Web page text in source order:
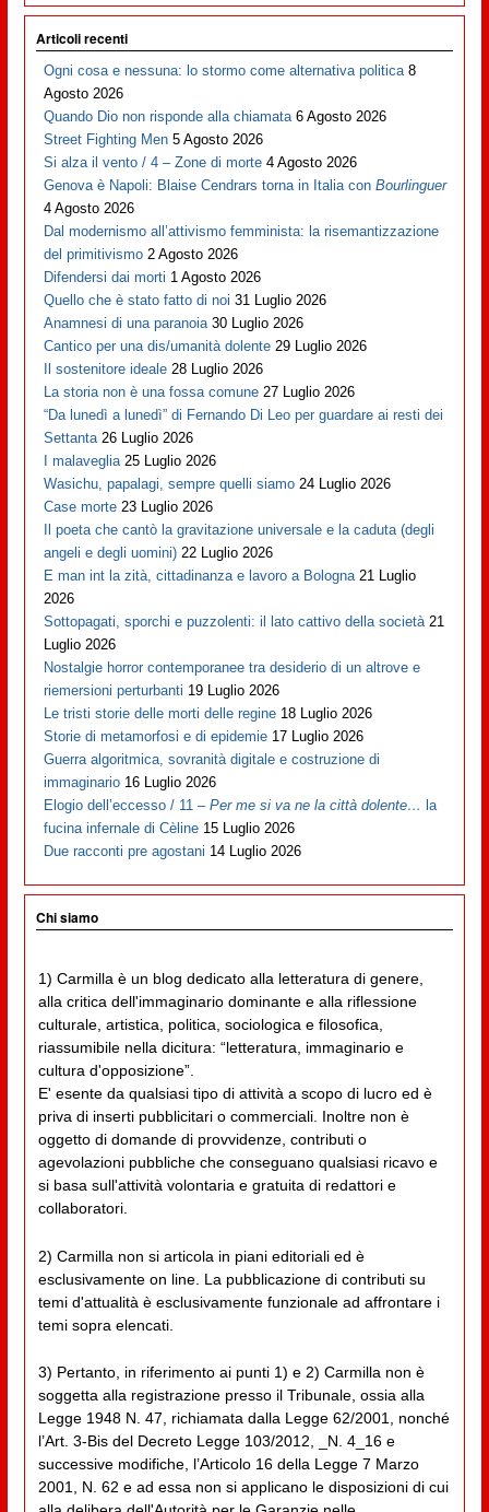
Articoli recenti
Ogni cosa e nessuna: lo stormo come alternativa politica 8
Agosto 2026
Quando Dio non risponde alla chiamata 6 Agosto 2026
Street Fighting Men 5 Agosto 2026
Si alza il vento / 4 – Zone di morte 4 Agosto 2026
Genova è Napoli: Blaise Cendrars torna in Italia conBourlinguer
4 Agosto 2026
Dal modernismo all’attivismo femminista: la risemantizzazione
del primitivismo 2 Agosto 2026
Difendersi dai morti 1 Agosto 2026
Quello che è stato fatto di noi 31 Luglio 2026
Anamnesi di una paranoia 30 Luglio 2026
Cantico per una dis/umanità dolente 29 Luglio 2026
Il sostenitore ideale 28 Luglio 2026
La storia non è una fossa comune 27 Luglio 2026
“Da lunedì a lunedì” di Fernando Di Leo per guardare ai resti dei
Settanta 26 Luglio 2026
I malaveglia 25 Luglio 2026
Wasichu, papalagi, sempre quelli siamo 24 Luglio 2026
Case morte 23 Luglio 2026
Il poeta che cantò la gravitazione universale e la caduta (degli
angeli e degli uomini) 22 Luglio 2026
E man int la zità, cittadinanza e lavoro a Bologna 21 Luglio
2026
Sottopagati, sporchi e puzzolenti: il lato cattivo della società 21
Luglio 2026
Nostalgie horror contemporanee tra desiderio di un altrove e
riemersioni perturbanti 19 Luglio 2026
Le tristi storie delle morti delle regine 18 Luglio 2026
Storie di metamorfosi e di epidemie 17 Luglio 2026
Guerra algoritmica, sovranità digitale e costruzione di
immaginario 16 Luglio 2026
Elogio dell’eccesso / 11 –Per me si va ne la città dolente… la
fucina infernale di Cèline 15 Luglio 2026
Due racconti pre agostani 14 Luglio 2026
Chi siamo
1) Carmilla è un blog dedicato alla letteratura di genere,
alla critica dell'immaginario dominante e alla riflessione
culturale, artistica, politica, sociologica e filosofica,
riassumibile nella dicitura: “letteratura, immaginario e
cultura d'opposizione”.
E' esente da qualsiasi tipo di attività a scopo di lucro ed è
priva di inserti pubblicitari o commerciali. Inoltre non è
oggetto di domande di provvidenze, contributi o
agevolazioni pubbliche che conseguano qualsiasi ricavo e
si basa sull'attività volontaria e gratuita di redattori e
collaboratori.
2) Carmilla non si articola in piani editoriali ed è
esclusivamente on line. La pubblicazione di contributi su
temi d'attualità è esclusivamente funzionale ad affrontare i
temi sopra elencati.
3) Pertanto, in riferimento ai punti 1) e 2) Carmilla non è
soggetta alla registrazione presso il Tribunale, ossia alla
Legge 1948 N. 47, richiamata dalla Legge 62/2001, nonché
l’Art. 3-Bis del Decreto Legge 103/2012, _N. 4_16 e
successive modifiche, l’Articolo 16 della Legge 7 Marzo
2001, N. 62 e ad essa non si applicano le disposizioni di cui